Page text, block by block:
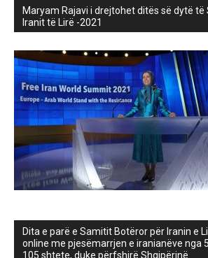
Maryam Rajavi i drejtohet ditës së dytë
Iranit të Lirë -2021
Dita e parë e Samitit Botëror për Iranin e
online me pjesëmarrjen e iranianëve nga
105 shtete, duke përfshirë Shqipërinë